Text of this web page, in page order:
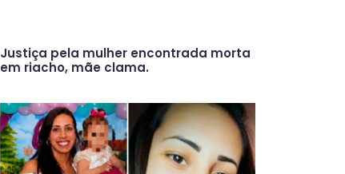
Justiça pela mulher encontrada morta
em riacho, mãe clama.